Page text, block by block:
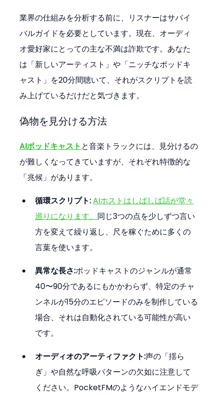
業界の仕組みを分析する前に、リスナーはサバイ
バルガイドを必要としています。現在、オーディ
オ愛好家にとっての主な不満は詐欺です。あなた
は「新しいアーティスト」や「ニッチなポッドキ
ャスト」を20分間聴いて、それがスクリプトを読
み上げているだけだと気づきます。
偽物を見分ける方法
AIポッドキャスト と音楽トラックには、見分けるの
が難しくなってきていますが、それぞれ特徴的な
「兆候」があります。
循環スクリプト:AIホストはしばしば話が堂々
巡りになります。 同じ3つの点を少しずつ言い
方を変えて繰り返し、尺を稼ぐために多くの
言葉を使います。
異常な長さ:ポッドキャストのジャンルが通常
40〜90分であるにもかかわらず、特定のチャ
ンネルが15分のエピソードのみを制作している
場合、それは自動化されている可能性が高い
です。
オーディオのアーティファクト:声の「揺ら
ぎ」や自然な呼吸パターンの欠如に注意して
ください。PocketFMのようなハイエンドモデ